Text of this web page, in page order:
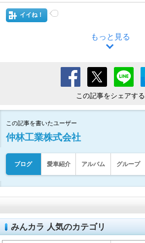
イイね！
もっと見る
この記事をシェアする
この記事を書いたユーザー
仲林工業株式会社
ブログ 愛車紹介 アルバム グループ
みんカラ 人気のカテゴリ